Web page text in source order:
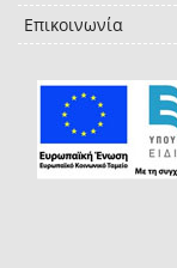
Επικοινωνία